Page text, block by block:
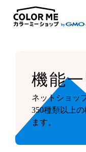
機能
ネットショッ
350種類以上
ます。